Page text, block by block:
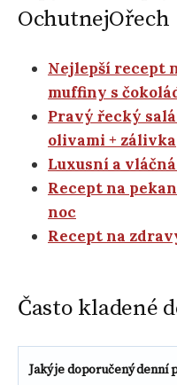
OchutnejOřech
Nejlepší recept
muffiny s
Pravý řecký
olivami + zálivka
Luxusní a
Recept na
noc
Recept na
Často kladené
Jaký je doporučený denní